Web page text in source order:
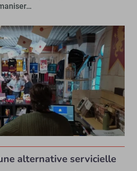
alternative servicielle